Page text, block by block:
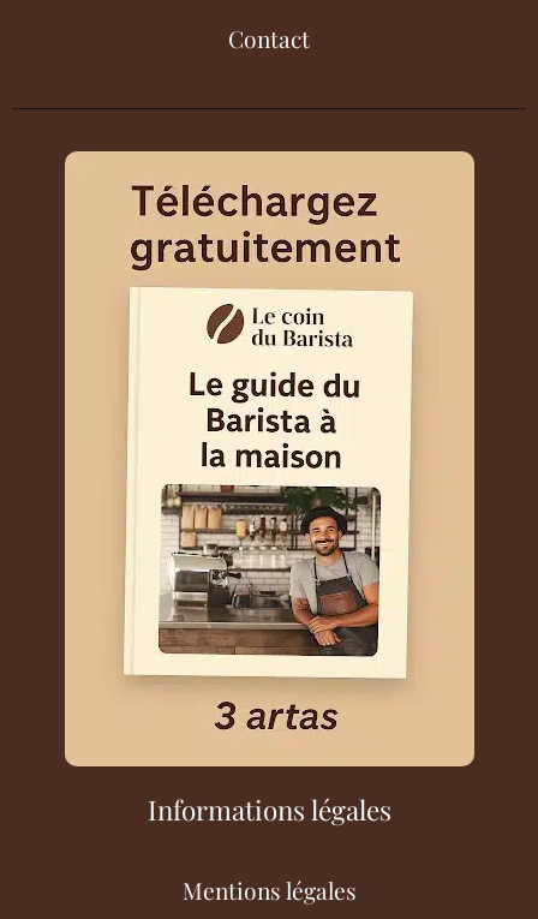
Contact
Informations légales
Mentions légales